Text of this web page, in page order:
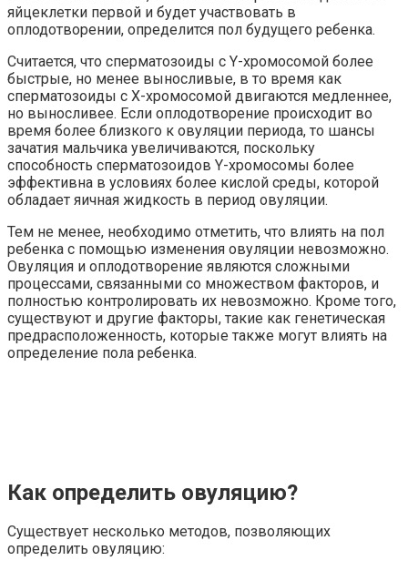
яйцеклетки первой и будет участвовать в
оплодотворении, определится пол будущего ребенка.
Считается, что сперматозоиды с Y-хромосомой более
быстрые, но менее выносливые, в то время как
сперматозоиды с X-хромосомой двигаются медленнее,
но выносливее. Если оплодотворение происходит во
время более близкого к овуляции периода, то шансы
зачатия мальчика увеличиваются, поскольку
способность сперматозоидов Y-хромосомы более
эффективна в условиях более кислой среды, которой
обладает яичная жидкость в период овуляции.
Тем не менее, необходимо отметить, что влиять на пол
ребенка с помощью изменения овуляции невозможно.
Овуляция и оплодотворение являются сложными
процессами, связанными со множеством факторов, и
полностью контролировать их невозможно. Кроме того,
существуют и другие факторы, такие как генетическая
предрасположенность, которые также могут влиять на
определение пола ребенка.
Как определить овуляцию?
Существует несколько методов, позволяющих
определить овуляцию: